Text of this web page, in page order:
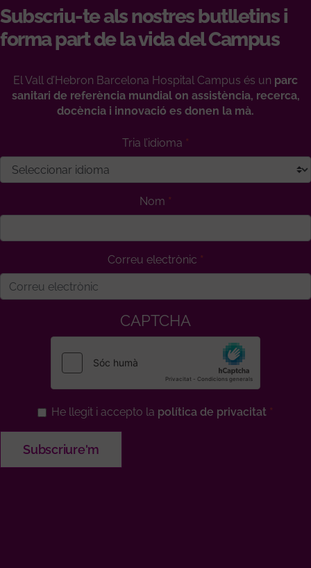
Subscriu-te als nostres butlletins i
forma part de la vida del Campus
El Vall d’Hebron Barcelona Hospital Campus és un parc
sanitari de referència mundial on assistència, recerca,
docència i innovació es donen la mà.
Tria l’idioma
Nom
Correu electrònic
CAPTCHA
He llegit i accepto la política de privacitat